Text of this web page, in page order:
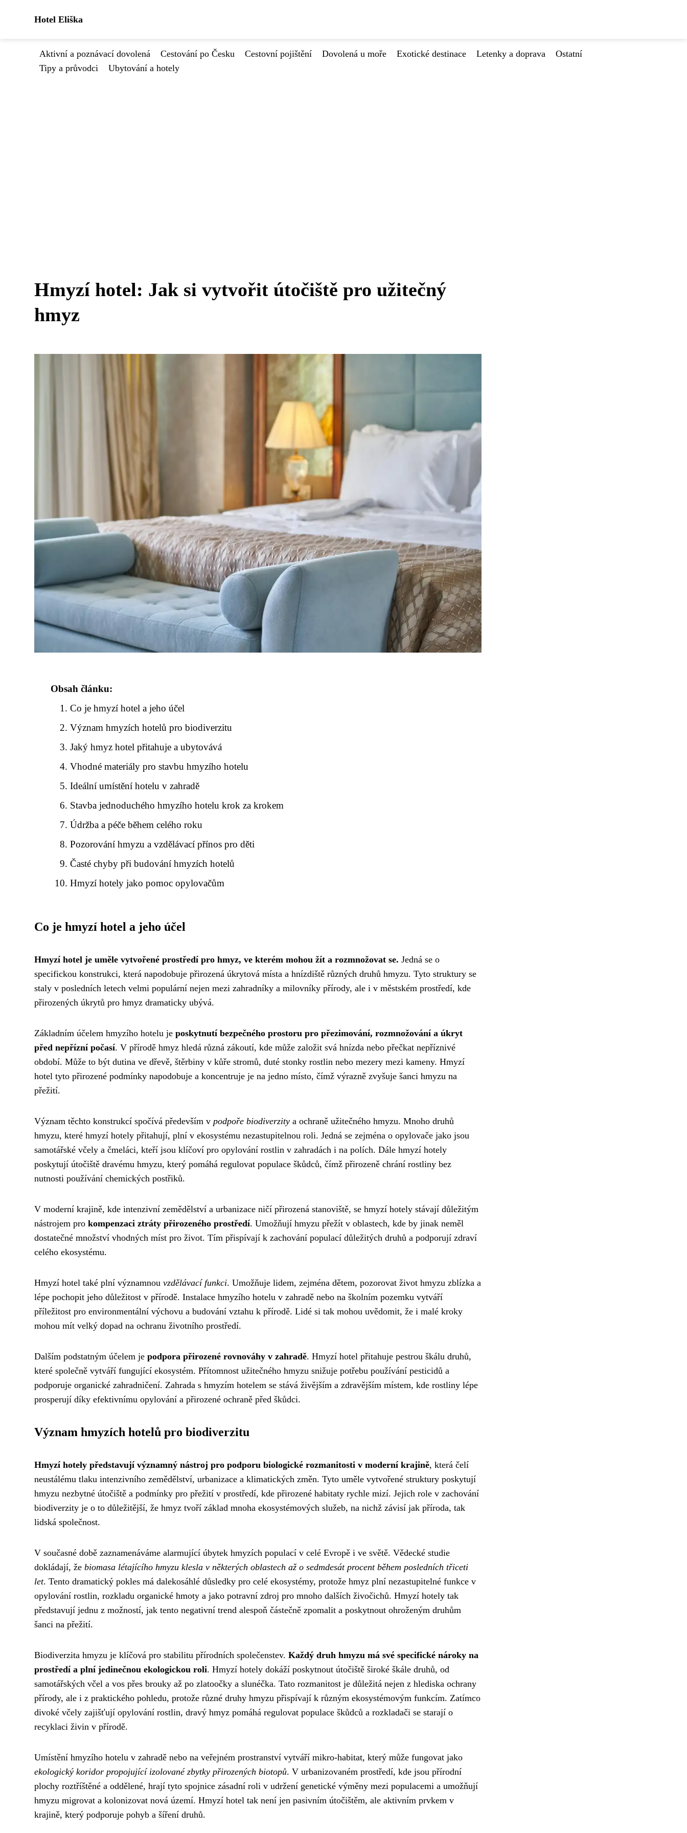
Hotel Eliška
Aktivní a poznávací dovolená Cestování po Česku Cestovní pojištění Dovolená u moře Exotické destinace Letenky a doprava
Ostatní
Tipy a průvodci
Ubytování a hotely
Hmyzí hotel: Jak si vytvořit útočiště pro užitečný
hmyz
Obsah článku:
Co je hmyzí hotel a jeho účel
Význam hmyzích hotelů pro biodiverzitu
Jaký hmyz hotel přitahuje a ubytovává
Vhodné materiály pro stavbu hmyzího hotelu
Ideální umístění hotelu v zahradě
Stavba jednoduchého hmyzího hotelu krok za krokem
Údržba a péče během celého roku
Pozorování hmyzu a vzdělávací přínos pro děti
Časté chyby při budování hmyzích hotelů
Hmyzí hotely jako pomoc opylovačům
Co je hmyzí hotel a jeho účel
Hmyzí hotel je uměle vytvořené prostředí pro hmyz, ve kterém mohou žít a rozmnožovat se. Jedná se o
specifickou konstrukci, která napodobuje přirozená úkrytová místa a hnízdiště různých druhů hmyzu. Tyto struktury se
staly v posledních letech velmi populární nejen mezi zahradníky a milovníky přírody, ale i v městském prostředí, kde
přirozených úkrytů pro hmyz dramaticky ubývá.
Základním účelem hmyzího hotelu je poskytnutí bezpečného prostoru pro přezimování, rozmnožování a úkryt
před nepřízní počasí. V přírodě hmyz hledá různá zákoutí, kde může založit svá hnízda nebo přečkat nepříznivé
období. Může to být dutina ve dřevě, štěrbiny v kůře stromů, duté stonky rostlin nebo mezery mezi kameny. Hmyzí
hotel tyto přirozené podmínky napodobuje a koncentruje je na jedno místo, čímž výrazně zvyšuje šanci hmyzu na
přežití.
Význam těchto konstrukcí spočívá především v podpoře biodiverzity a ochraně užitečného hmyzu. Mnoho druhů
hmyzu, které hmyzí hotely přitahují, plní v ekosystému nezastupitelnou roli. Jedná se zejména o opylovače jako jsou
samotářské včely a čmeláci, kteří jsou klíčoví pro opylování rostlin v zahradách i na polích. Dále hmyzí hotely
poskytují útočiště dravému hmyzu, který pomáhá regulovat populace škůdců, čímž přirozeně chrání rostliny bez
nutnosti používání chemických postřiků.
V moderní krajině, kde intenzivní zemědělství a urbanizace ničí přirozená stanoviště, se hmyzí hotely stávají důležitým
nástrojem pro kompenzaci ztráty přirozeného prostředí. Umožňují hmyzu přežít v oblastech, kde by jinak neměl
dostatečné množství vhodných míst pro život. Tím přispívají k zachování populací důležitých druhů a podporují zdraví
celého ekosystému.
Hmyzí hotel také plní významnou vzdělávací funkci. Umožňuje lidem, zejména dětem, pozorovat život hmyzu zblízka a
lépe pochopit jeho důležitost v přírodě. Instalace hmyzího hotelu v zahradě nebo na školním pozemku vytváří
příležitost pro environmentální výchovu a budování vztahu k přírodě. Lidé si tak mohou uvědomit, že i malé kroky
mohou mít velký dopad na ochranu životního prostředí.
Dalším podstatným účelem je podpora přirozené rovnováhy v zahradě. Hmyzí hotel přitahuje pestrou škálu druhů,
které společně vytváří fungující ekosystém. Přítomnost užitečného hmyzu snižuje potřebu používání pesticidů a
podporuje organické zahradničení. Zahrada s hmyzím hotelem se stává živějším a zdravějším místem, kde rostliny lépe
prosperují díky efektivnímu opylování a přirozené ochraně před škůdci.
Význam hmyzích hotelů pro biodiverzitu
Hmyzí hotely představují významný nástroj pro podporu biologické rozmanitosti v moderní krajině, která čelí
neustálému tlaku intenzivního zemědělství, urbanizace a klimatických změn. Tyto uměle vytvořené struktury poskytují
hmyzu nezbytné útočiště a podmínky pro přežití v prostředí, kde přirozené habitaty rychle mizí. Jejich role v zachování
biodiverzity je o to důležitější, že hmyz tvoří základ mnoha ekosystémových služeb, na nichž závisí jak příroda, tak
lidská společnost.
V současné době zaznamenáváme alarmující úbytek hmyzích populací v celé Evropě i ve světě. Vědecké studie
dokládají, že biomasa létajícího hmyzu klesla v některých oblastech až o sedmdesát procent během posledních třiceti
let. Tento dramatický pokles má dalekosáhlé důsledky pro celé ekosystémy, protože hmyz plní nezastupitelné funkce v
opylování rostlin, rozkladu organické hmoty a jako potravní zdroj pro mnoho dalších živočichů. Hmyzí hotely tak
představují jednu z možností, jak tento negativní trend alespoň částečně zpomalit a poskytnout ohroženým druhům
šanci na přežití.
Biodiverzita hmyzu je klíčová pro stabilitu přírodních společenstev. Každý druh hmyzu má své specifické nároky na
prostředí a plní jedinečnou ekologickou roli. Hmyzí hotely dokáží poskytnout útočiště široké škále druhů, od
samotářských včel a vos přes brouky až po zlatoočky a slunéčka. Tato rozmanitost je důležitá nejen z hlediska ochrany
přírody, ale i z praktického pohledu, protože různé druhy hmyzu přispívají k různým ekosystémovým funkcím. Zatímco
divoké včely zajišťují opylování rostlin, dravý hmyz pomáhá regulovat populace škůdců a rozkladači se starají o
recyklaci živin v přírodě.
Umístění hmyzího hotelu v zahradě nebo na veřejném prostranství vytváří mikro-habitat, který může fungovat jako
ekologický koridor propojující izolované zbytky přirozených biotopů. V urbanizovaném prostředí, kde jsou přírodní
plochy roztříštěné a oddělené, hrají tyto spojnice zásadní roli v udržení genetické výměny mezi populacemi a umožňují
hmyzu migrovat a kolonizovat nová území. Hmyzí hotel tak není jen pasivním útočištěm, ale aktivním prvkem v
krajině, který podporuje pohyb a šíření druhů.